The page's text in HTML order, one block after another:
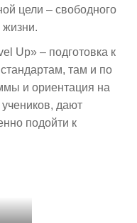
цели – свободного
Up» – подготовка к
там и по
и ориентация на
дают
подойти к